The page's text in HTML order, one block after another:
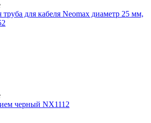
труба для кабеля Neomax диаметр 25 мм,
черный NX1112